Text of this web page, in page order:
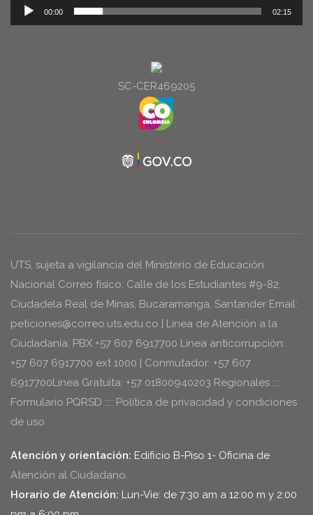
Reproductor
de
00:00 02:15
SC-CER469205
UTS, sujeta a vigilancia del Ministerio de Educación
Nacional Correo físico: Calle de los Estudiantes #9-82,
Ciudadela Real de Minas, Bucaramanga, Santander Email:
peticiones@correo.uts.edu.co | Línea de Atención a la
Ciudadanía: PBX +57 607 6917700 Línea anticorrupción:
+57 607 6917700 ext 1000 | Conmutador: +57 607
6917700Línea Gratuita: +57 01800940203 Regionales ::::
Formulario PQRSD :::: Política de privacidad y condiciones
de uso
Atención y orientación: Edificio B-Piso 1- Oficina de
Atención al Ciudadano.
Horario de Atención: Lun-Vie: de 7:30 am a 12:00 m y 2:00